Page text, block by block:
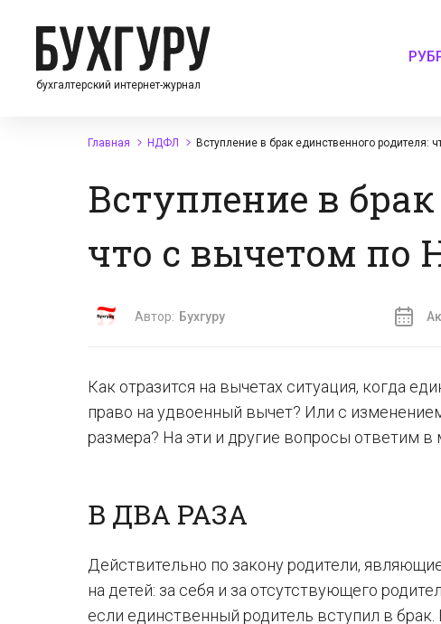
бухгалтерский интернет-журнал
Главная НДФЛ Вступление в брак единственного родителя:
Вступление в
что с вычетом по
Автор: Бухгуру
Как отразится на вычетах ситуация, когда
право на удвоенный вычет? Или с
размера? На эти и другие вопросы ответим в
В ДВА РАЗА
Действительно по закону родители,
на детей: за себя и за отсутствующего
если единственный родитель вступил в